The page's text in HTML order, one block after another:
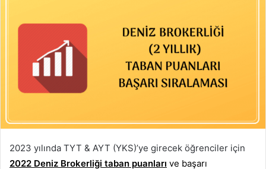
2023 yılında TYT & AYT (YKS)’ye girecek öğrenciler için
2022 Deniz Brokerliği taban puanları ve başarı